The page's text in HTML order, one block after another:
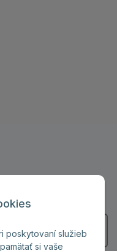
poskytovaní služieb
si vaše